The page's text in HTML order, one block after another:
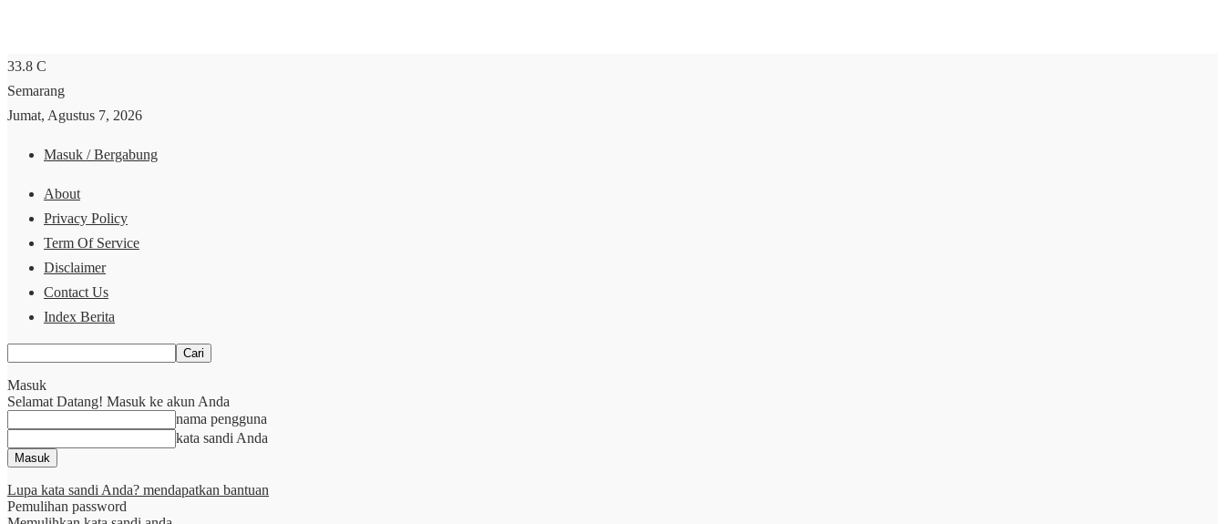
33.8 C
Semarang
Jumat, Agustus 7, 2026
Masuk / Bergabung
About
Privacy Policy
Term Of Service
Disclaimer
Contact Us
Index Berita
Masuk
Selamat Datang! Masuk ke akun Anda
nama pengguna
kata sandi Anda
Lupa kata sandi Anda? mendapatkan bantuan
Pemulihan password